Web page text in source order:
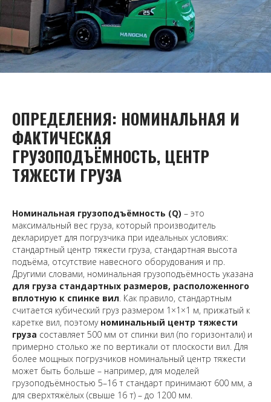
ОПРЕДЕЛЕНИЯ: НОМИНАЛЬНАЯ И
ФАКТИЧЕСКАЯ
ГРУЗОПОДЪЁМНОСТЬ, ЦЕНТР
ТЯЖЕСТИ ГРУЗА
Номинальная грузоподъёмность (Q) – это
максимальный вес груза, который производитель
декларирует для погрузчика при идеальных условиях:
стандартный центр тяжести груза, стандартная высота
подъёма, отсутствие навесного оборудования и пр.
Другими словами, номинальная грузоподъёмность указана
для груза стандартных размеров, расположенного
вплотную к спинке вил. Как правило, стандартным
считается кубический груз размером 1×1×1 м, прижатый к
каретке вил, поэтому номинальный центр тяжести
груза составляет 500 мм от спинки вил (по горизонтали) и
примерно столько же по вертикали от плоскости вил. Для
более мощных погрузчиков номинальный центр тяжести
может быть больше – например, для моделей
грузоподъёмностью 5–16 т стандарт принимают 600 мм, а
для сверхтяжёлых (свыше 16 т) – до 1200 мм.